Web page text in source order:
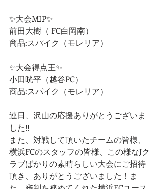
✨大会MIP✨
前田大樹（ FC白岡南）
商品:スパイク（モレリア）
✨大会得点王✨
小田晄平（越谷PC）
商品:スパイク（モレリア）
連日、沢山の応援ありがとうございま
した‼️
また、対戦して頂いたチームの皆様、
横浜FCのスタッフの皆様、この様なJク
ラブばかりの素晴らしい大会にご招待
頂き、ありがとうございました！ま